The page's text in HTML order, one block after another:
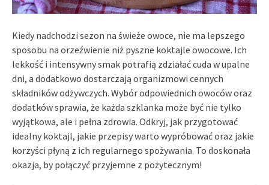
Kiedy nadchodzi sezon na świeże owoce, nie ma lepszego
sposobu na orzeźwienie niż pyszne koktajle owocowe. Ich
lekkość i intensywny smak potrafią zdziałać cuda w upalne
dni, a dodatkowo dostarczają organizmowi cennych
składników odżywczych. Wybór odpowiednich owoców oraz
dodatków sprawia, że każda szklanka może być nie tylko
wyjątkowa, ale i pełna zdrowia. Odkryj, jak przygotować
idealny koktajl, jakie przepisy warto wypróbować oraz jakie
korzyści płyną z ich regularnego spożywania. To doskonała
okazja, by połączyć przyjemne z pożytecznym!